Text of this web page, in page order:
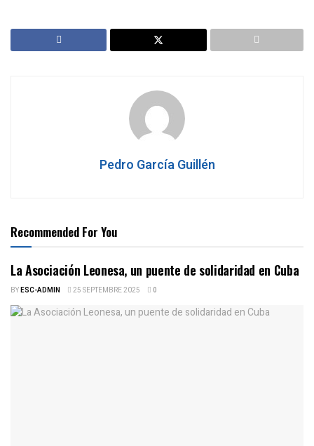
Pedro García Guillén
Recommended For You
La Asociación Leonesa, un puente de solidaridad en Cuba
BYESC-ADMIN 25 SEPTEMBRE 2025 0